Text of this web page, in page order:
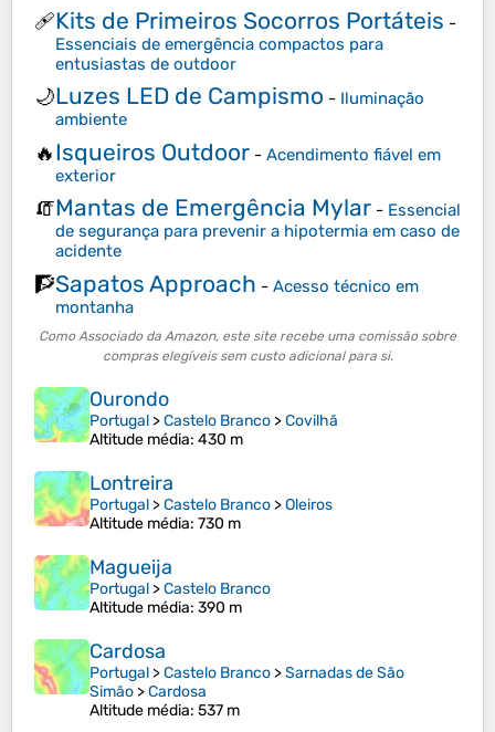
🩹Kits de Primeiros Socorros Portáteis -
Essenciais de emergência compactos para
entusiastas de outdoor
🌙Luzes LED de Campismo - Iluminação
ambiente
🔥Isqueiros Outdoor - Acendimento fiável em
exterior
🧯Mantas de Emergência Mylar - Essencial
de segurança para prevenir a hipotermia em caso de
acidente
🧗Sapatos Approach - Acesso técnico em
montanha
Como Associado da Amazon, este site recebe uma comissão sobre
compras elegíveis sem custo adicional para si.
Ourondo
Portugal >Castelo Branco >Covilhã
Altitude média: 430 m
Lontreira
Portugal >Castelo Branco >Oleiros
Altitude média: 730 m
Magueija
Portugal >Castelo Branco
Altitude média: 390 m
Cardosa
Portugal >Castelo Branco >Sarnadas de São
Simão >Cardosa
Altitude média: 537 m